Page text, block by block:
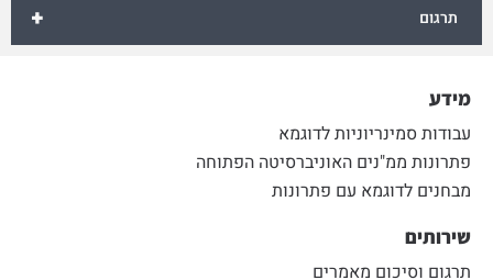
+ תרגום
מידע
עבודות סמינריוניות לדוגמא
פתרונות ממ"נים האוניברסיטה הפתוחה
מבחנים לדוגמא עם פתרונות
שירותים
תרגום וסיכום מאמרים